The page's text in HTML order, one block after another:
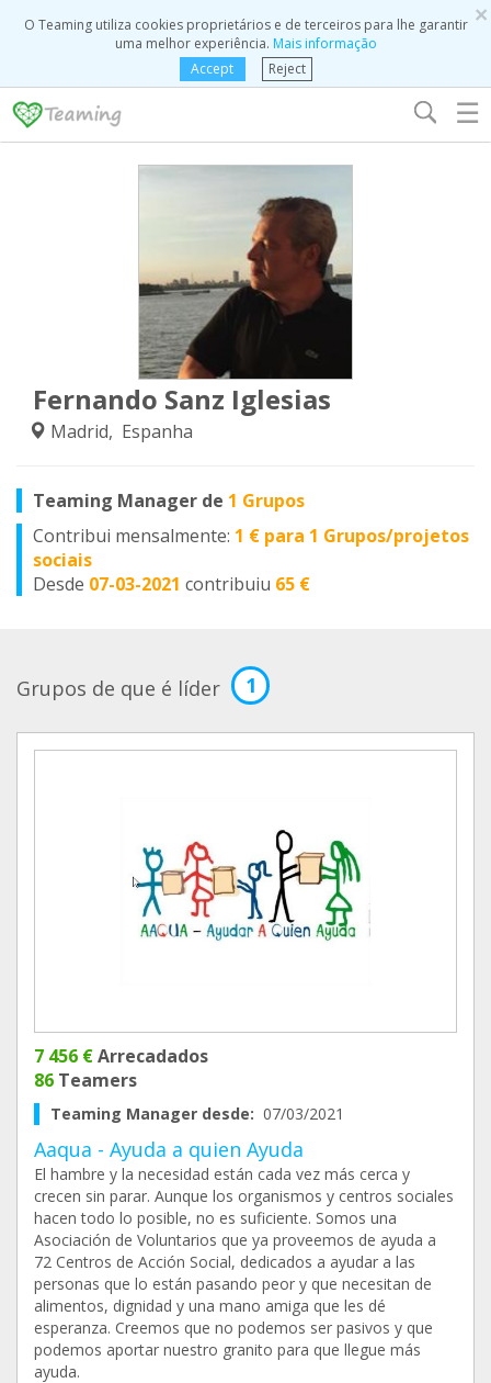
×
O Teaming utiliza cookies proprietários e de terceiros para lhe garantir
uma melhor experiência. Mais informação
Accept
Reject
☰
Fernando Sanz Iglesias
Madrid, Espanha
Teaming Manager de 1 Grupos
Contribui mensalmente: 1 € para 1 Grupos/projetos
sociais
Desde 07-03-2021 contribuiu 65 €
Grupos de que é líder 1
7 456 €Arrecadados
86 Teamers
Teaming Manager desde: 07/03/2021
Aaqua - Ayuda a quien Ayuda
El hambre y la necesidad están cada vez más cerca y
crecen sin parar. Aunque los organismos y centros sociales
hacen todo lo posible, no es suficiente. Somos una
Asociación de Voluntarios que ya proveemos de ayuda a
72 Centros de Acción Social, dedicados a ayudar a las
personas que lo están pasando peor y que necesitan de
alimentos, dignidad y una mano amiga que les dé
esperanza. Creemos que no podemos ser pasivos y que
podemos aportar nuestro granito para que llegue más
ayuda.